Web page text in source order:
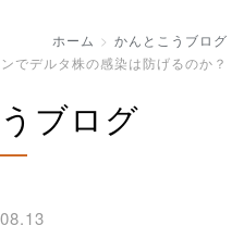
ホーム
かんとこうブログ
でデルタ株の感染は防げるのか？
ブログ